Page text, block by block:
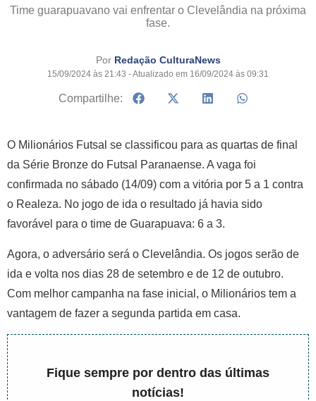
Time guarapuavano vai enfrentar o Clevelândia na próxima
fase.
Por Redação CulturaNews
15/09/2024 às 21:43 - Atualizado em 16/09/2024 às 09:31
Compartilhe:
O Milionários Futsal se classificou para as quartas de final
da Série Bronze do Futsal Paranaense. A vaga foi
confirmada no sábado (14/09) com a vitória por 5 a 1 contra
o Realeza. No jogo de ida o resultado já havia sido
favorável para o time de Guarapuava: 6 a 3.
Agora, o adversário será o Clevelândia. Os jogos serão de
ida e volta nos dias 28 de setembro e de 12 de outubro.
Com melhor campanha na fase inicial, o Milionários tem a
vantagem de fazer a segunda partida em casa.
Fique sempre por dentro das últimas
notícias!